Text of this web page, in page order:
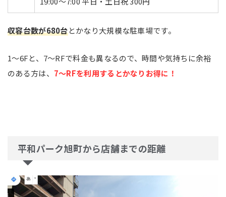
収容台数が680台とかなり大規模な駐車場です。
1～6Fと、7～RFで料金も異なるので、時間や気持ちに余裕
のある方は、 7～RFを利用するとかなりお得に！
平和パーク旭町から店舗までの距離